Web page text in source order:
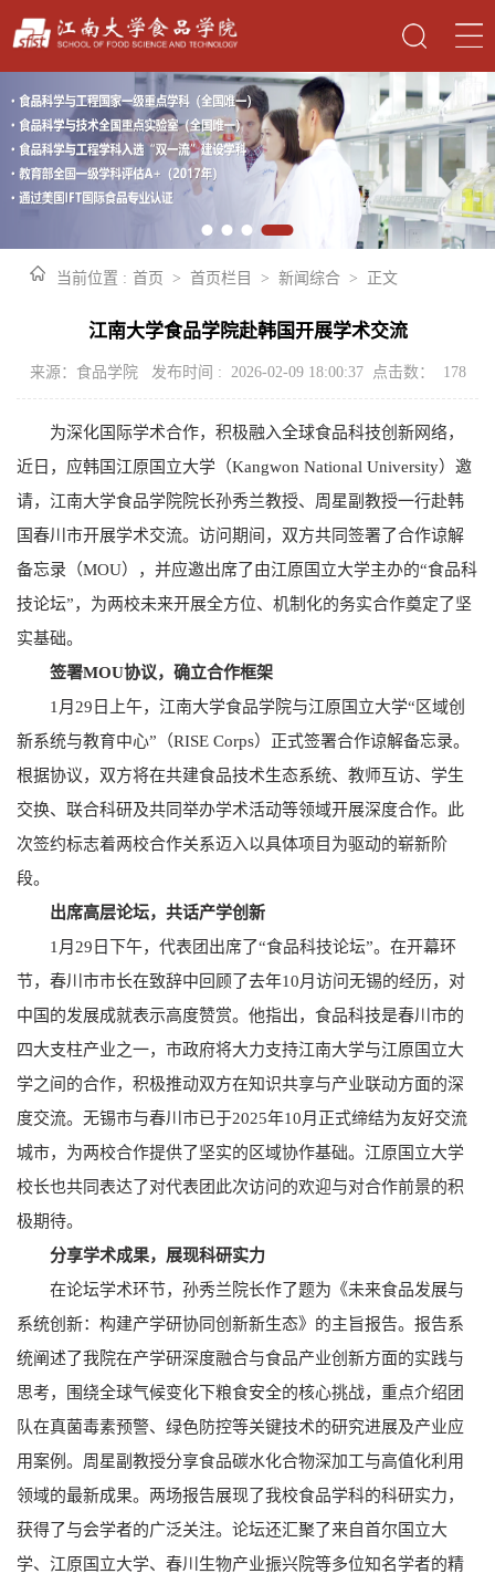
当前位置 : 首页 > 首页栏目 > 新闻综合 > 正文
江南大学食品学院赴韩国开展学术交流
来源：食品学院 发布时间 : 2026-02-09 18:00:37 点击数： 178
为深化国际学术合作，积极融入全球食品科技创新网络，
近日，应韩国江原国立大学（Kangwon National University）邀
请，江南大学食品学院院长孙秀兰教授、周星副教授一行赴韩
国春川市开展学术交流。访问期间，双方共同签署了合作谅解
备忘录（MOU），并应邀出席了由江原国立大学主办的“食品科
技论坛”，为两校未来开展全方位、机制化的务实合作奠定了坚
实基础。
签署MOU协议，确立合作框架
1月29日上午，江南大学食品学院与江原国立大学“区域创
新系统与教育中心”（RISE Corps）正式签署合作谅解备忘录。
根据协议，双方将在共建食品技术生态系统、教师互访、学生
交换、联合科研及共同举办学术活动等领域开展深度合作。此
次签约标志着两校合作关系迈入以具体项目为驱动的崭新阶
段。
出席高层论坛，共话产学创新
1月29日下午，代表团出席了“食品科技论坛”。在开幕环
节，春川市市长在致辞中回顾了去年10月访问无锡的经历，对
中国的发展成就表示高度赞赏。他指出，食品科技是春川市的
四大支柱产业之一，市政府将大力支持江南大学与江原国立大
学之间的合作，积极推动双方在知识共享与产业联动方面的深
度交流。无锡市与春川市已于2025年10月正式缔结为友好交流
城市，为两校合作提供了坚实的区域协作基础。江原国立大学
校长也共同表达了对代表团此次访问的欢迎与对合作前景的积
极期待。
分享学术成果，展现科研实力
在论坛学术环节，孙秀兰院长作了题为《未来食品发展与
系统创新：构建产学研协同创新新生态》的主旨报告。报告系
统阐述了我院在产学研深度融合与食品产业创新方面的实践与
思考，围绕全球气候变化下粮食安全的核心挑战，重点介绍团
队在真菌毒素预警、绿色防控等关键技术的研究进展及产业应
用案例。周星副教授分享食品碳水化合物深加工与高值化利用
领域的最新成果。两场报告展现了我校食品学科的科研实力，
获得了与会学者的广泛关注。论坛还汇聚了来自首尔国立大
学、江原国立大学、春川生物产业振兴院等多位知名学者的精